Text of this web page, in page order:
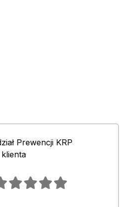
Prewencji KRP
klienta